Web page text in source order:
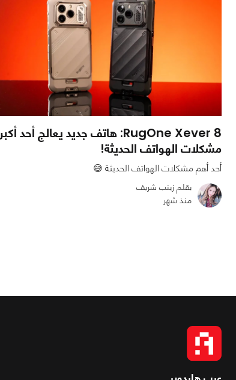
RugOne Xever 8: هاتف جديد يعالج أحد أكبر
مشكلات الهواتف الحديثة!
أحد أهم مشكلات الهواتف الحديثة 😅
بقلم زينب شريف
منذ شهر